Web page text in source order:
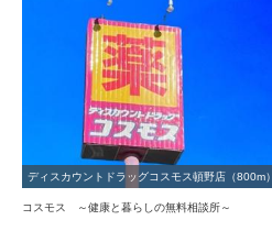
ディスカウントドラッグコスモス頓野店（800m）
コスモス ～健康と暮らしの無料相談所～